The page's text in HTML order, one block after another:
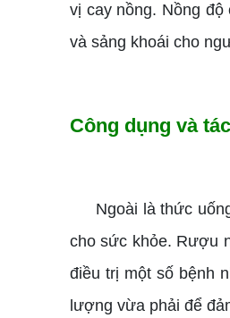
vị cay nồng. Nồng
và sảng khoái cho
Công dụng và
Ngoài là thức uống
cho sức khỏe. Rượu
điều trị một số bệnh
lượng vừa phải để